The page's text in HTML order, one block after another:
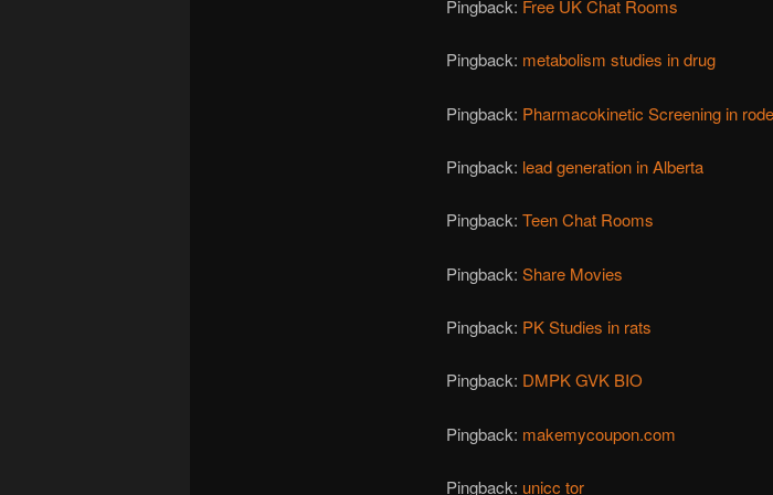
Pingback: Free UK Chat Rooms
Pingback: metabolism studies in drug
Pingback: Pharmacokinetic Screening in
Pingback: lead generation in Alberta
Pingback:Teen Chat Rooms
Pingback:Share Movies
Pingback: PK Studies in rats
Pingback: DMPK GVK BIO
Pingback: makemycoupon.com
Pingback: unicc tor